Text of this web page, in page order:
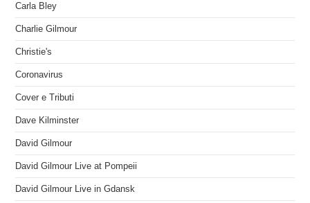
Carla Bley
Charlie Gilmour
Christie's
Coronavirus
Cover e Tributi
Dave Kilminster
David Gilmour
David Gilmour Live at Pompeii
David Gilmour Live in Gdansk